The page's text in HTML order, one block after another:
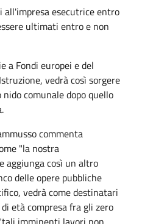
all'impresa esecutrice entro
ultimati entro e non
a Fondi europei e del
vedrà così sorgere
comunale dopo quello
commenta
"la nostra
aggiunga così un altro
delle opere pubbliche
vedrà come destinatari
età compresa fra gli zero